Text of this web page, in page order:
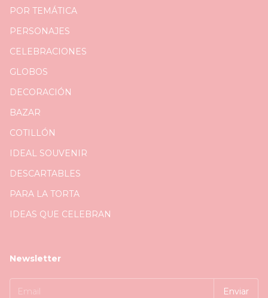
POR TEMÁTICA
PERSONAJES
CELEBRACIONES
GLOBOS
DECORACIÓN
BAZAR
COTILLÓN
IDEAL SOUVENIR
DESCARTABLES
PARA LA TORTA
IDEAS QUE CELEBRAN
Newsletter